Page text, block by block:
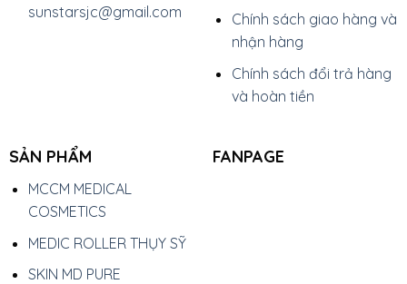
sunstarsjc@gmail.com
Chính sách giao hàng và
nhận hàng
Chính sách đổi trả hàng
và hoàn tiền
SẢN PHẨM
MCCM MEDICAL
COSMETICS
MEDIC ROLLER THỤY SỸ
SKIN MD PURE
FANPAGE